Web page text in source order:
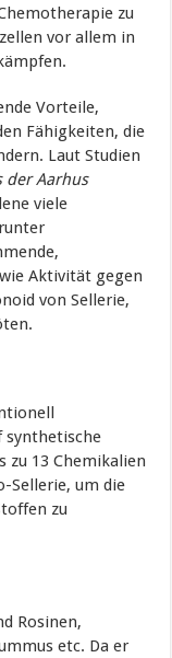
zu
vor allem in
Vorteile,
Fähigkeiten, die
Laut Studien
der Aarhus
viele
Aktivität gegen
von Sellerie,
synthetische
zu 13 Chemikalien
Sellerie, um die
zu
Rosinen,
etc. Da er